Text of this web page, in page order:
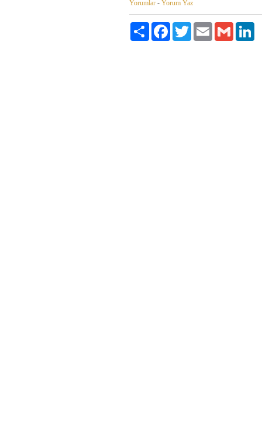
Yorumlar - Yorum Yaz
Paylaş FacebookTwitter Email Gmail